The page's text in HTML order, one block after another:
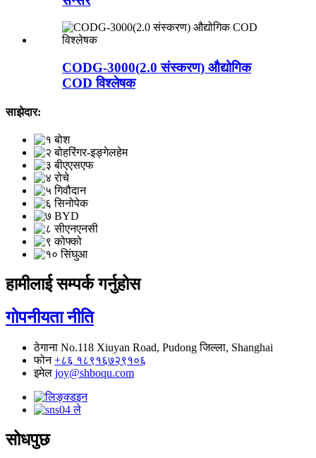
CODG-3000(2.0 संस्करण) औद्योगिक
COD विश्लेषक
साझेदार:
हामीलाई सम्पर्क गर्नुहोस
गोपनीयता नीति
ठेगाना No.118 Xiuyan Road, Pudong जिल्ला, Shanghai
फोन +८६ १८९१६७२९१०६
इमेल joy@shboqu.com
सोधपुछ